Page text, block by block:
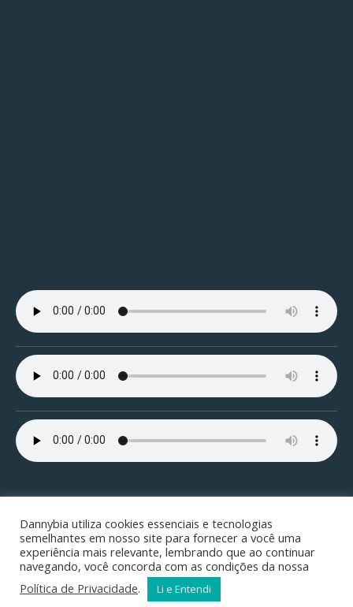
Copyright © 2001/2026 ¬Danny's Home Page¬ all rights
reserved
Dannybia utiliza cookies essenciais e tecnologias
semelhantes em nosso site para fornecer a você uma
experiência mais relevante, lembrando que ao continuar
navegando, você concorda com as condições da nossa
Política de Privacidade. Li e Entendi